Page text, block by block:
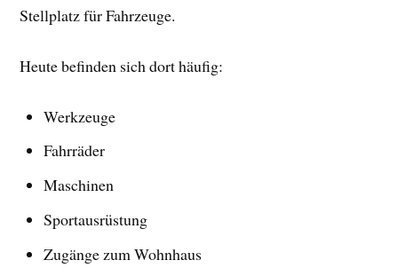
Stellplatz für Fahrzeuge.
Heute befinden sich dort häufig:
Werkzeuge
Fahrräder
Maschinen
Sportausrüstung
Zugänge zum Wohnhaus